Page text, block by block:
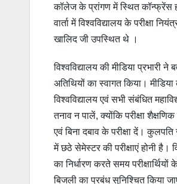
कॉलेज के प्रांगण में स्थित कॉन्फ्रेंस
वार्ता में विश्वविद्यालय के परीक्षा
खालिद जी उपस्थित थे ।
विश्वविद्यालय की मीडिया
अतिथियों का स्वागत किया।
विश्वविद्यालय एवं सभी संबंधित
तनाव न पालें, क्योंकि परीक्षा
एवं बिना दबाव के परीक्षा दें। कुलपति
में छठे सेमेस्टर की परीक्षाएं होनी है।
का निर्धारण करते समय
बिजली का प्रबंध सुनिश्चित किया